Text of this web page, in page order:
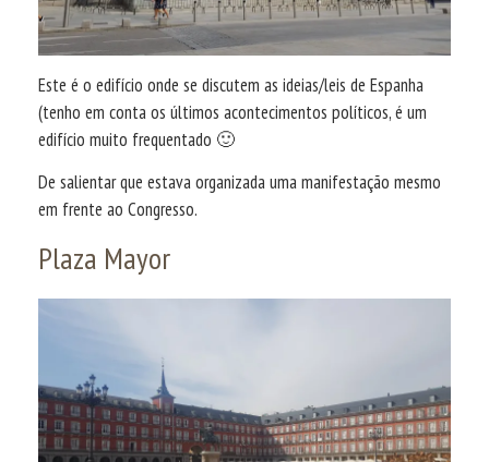
Este é o edifício onde se discutem as ideias/leis de Espanha
(tenho em conta os últimos acontecimentos políticos, é um
edifício muito frequentado 🙂
De salientar que estava organizada uma manifestação mesmo
em frente ao Congresso.
Plaza Mayor